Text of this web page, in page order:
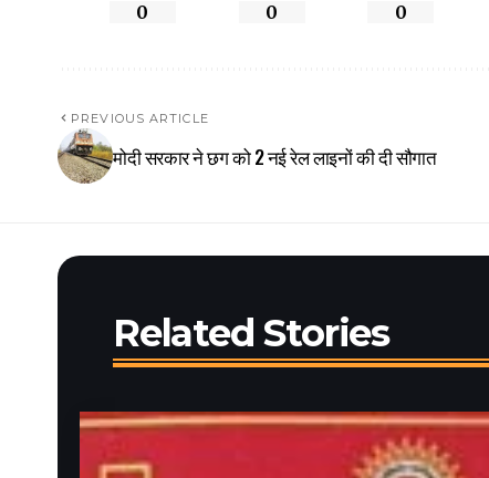
0 0 0
PREVIOUS ARTICLE
मोदी सरकार ने छग को 2 नई रेल लाइनों की दी सौगात
Related Stories